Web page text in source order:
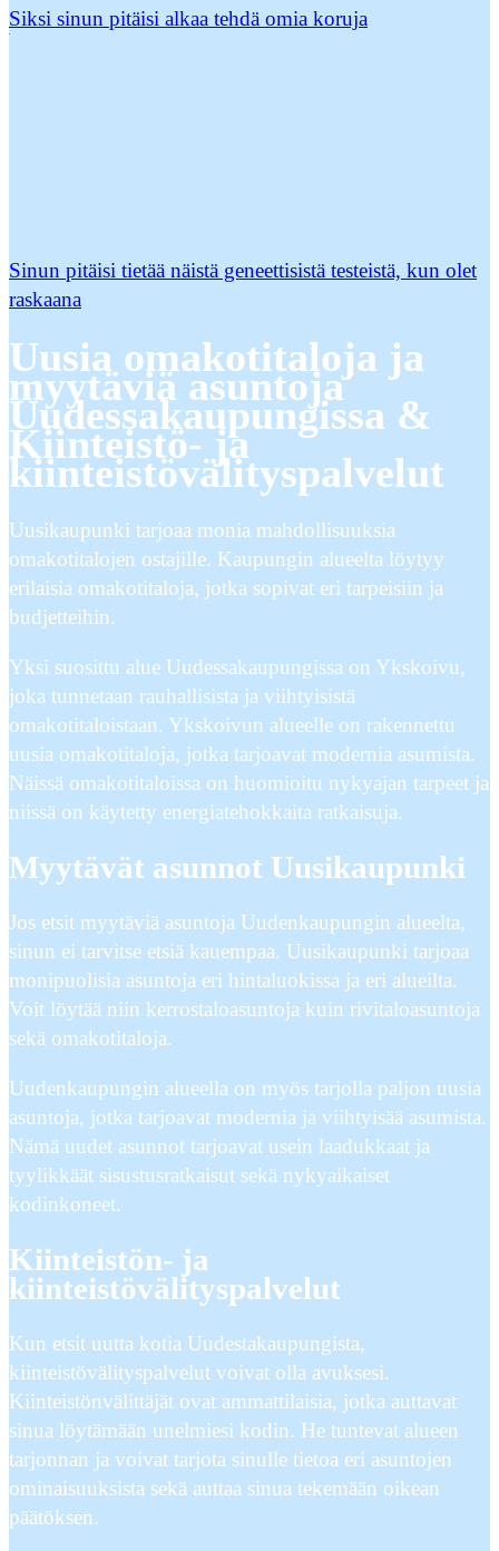
Siksi sinun pitäisi alkaa tehdä omia koruja
Sinun pitäisi tietää näistä geneettisistä testeistä, kun olet
raskaana
Uusia omakotitaloja ja
myytäviä asuntoja
Uudessakaupungissa &
Kiinteistö- ja
kiinteistövälityspalvelut
Uusikaupunki tarjoaa monia mahdollisuuksia
omakotitalojen ostajille. Kaupungin alueelta löytyy
erilaisia omakotitaloja, jotka sopivat eri tarpeisiin ja
budjetteihin.
Yksi suosittu alue Uudessakaupungissa on Ykskoivu,
joka tunnetaan rauhallisista ja viihtyisistä
omakotitaloistaan. Ykskoivun alueelle on rakennettu
uusia omakotitaloja, jotka tarjoavat modernia asumista.
Näissä omakotitaloissa on huomioitu nykyajan tarpeet ja
niissä on käytetty energiatehokkaita ratkaisuja.
Myytävät asunnot Uusikaupunki
Jos etsit myytäviä asuntoja Uudenkaupungin alueelta,
sinun ei tarvitse etsiä kauempaa. Uusikaupunki tarjoaa
monipuolisia asuntoja eri hintaluokissa ja eri alueilta.
Voit löytää niin kerrostaloasuntoja kuin rivitaloasuntoja
sekä omakotitaloja.
Uudenkaupungin alueella on myös tarjolla paljon uusia
asuntoja, jotka tarjoavat modernia ja viihtyisää asumista.
Nämä uudet asunnot tarjoavat usein laadukkaat ja
tyylikkäät sisustusratkaisut sekä nykyaikaiset
kodinkoneet.
Kiinteistön- ja
kiinteistövälityspalvelut
Kun etsit uutta kotia Uudestakaupungista,
kiinteistövälityspalvelut voivat olla avuksesi.
Kiinteistönvälittäjät ovat ammattilaisia, jotka auttavat
sinua löytämään unelmiesi kodin. He tuntevat alueen
tarjonnan ja voivat tarjota sinulle tietoa eri asuntojen
ominaisuuksista sekä auttaa sinua tekemään oikean
päätöksen.